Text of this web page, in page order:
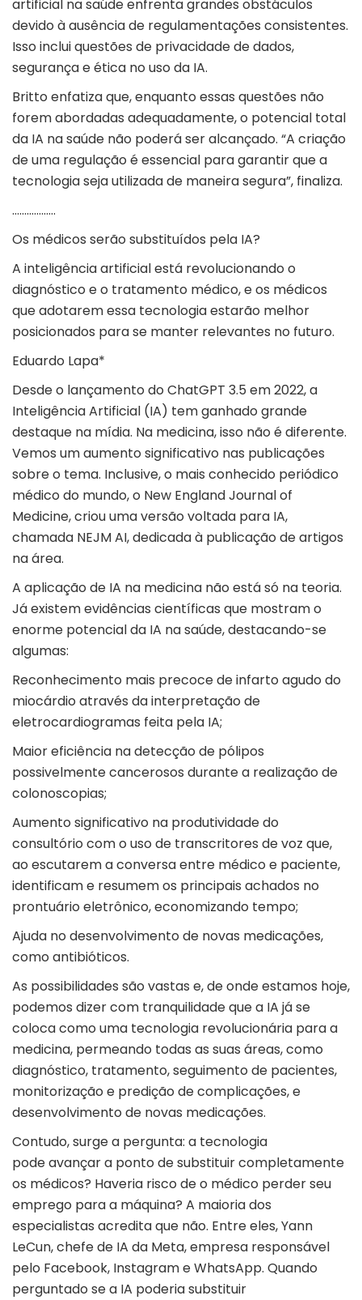
artificial na saúde enfrenta grandes obstáculos
devido à ausência de regulamentações consistentes.
Isso incluiquestões de privacidade de dados,
segurança e ética no uso da IA.
Britto enfatiza que, enquanto essas questões não
forem abordadas adequadamente, o potencial total
da IA na saúde não poderá ser alcançado. “A criação
de uma regulação é essencial para garantir que a
tecnologia seja utilizada de maneira segura”, finaliza.
………………
Os médicos serão substituídos pela IA?
A inteligência artificial está revolucionando o
diagnóstico e o tratamento médico, e os médicos
que adotarem essa tecnologia estarão melhor
posicionados para se manter relevantes no futuro.
Eduardo Lapa*
Desde o lançamento do ChatGPT 3.5 em 2022, a
Inteligência Artificial (IA) tem ganhado grande
destaque na mídia. Na medicina, isso não é diferente.
Vemos um aumento significativo nas publicações
sobre o tema. Inclusive, o mais conhecido periódico
médico do mundo, o New England Journal of
Medicine, criou uma versão voltada para IA,
chamada NEJM AI, dedicada à publicação de artigos
na área.
A aplicação de IA na medicina não está só na teoria.
Já existem evidências científicas que mostram o
enorme potencial da IA na saúde, destacando-se
algumas:
Reconhecimento mais precoce de infarto agudo do
miocárdio através da interpretação de
eletrocardiogramas feita pela IA;
Maior eficiência na detecção de pólipos
possivelmente cancerosos durante a realização de
colonoscopias;
Aumento significativo na produtividade do
consultório com o uso de transcritores de voz que,
ao escutarem a conversa entre médico e paciente,
identificam e resumem os principais achados no
prontuário eletrônico, economizando tempo;
Ajuda no desenvolvimento de novas medicações,
como antibióticos.
As possibilidades são vastas e, de onde estamos hoje,
podemos dizer com tranquilidade que a IA já se
coloca como uma tecnologia revolucionária para a
medicina, permeando todas as suas áreas, como
diagnóstico, tratamento, seguimento de pacientes,
monitorização e predição de complicações, e
desenvolvimento de novas medicações.
Contudo, surge a pergunta: a tecnologia
pode avançar a ponto de substituir completamente
os médicos? Haveria risco de o médico perder seu
emprego para a máquina? A maioria dos
especialistas acredita que não. Entre eles, Yann
LeCun, chefe de IA da Meta, empresa responsável
pelo Facebook, Instagram e WhatsApp. Quando
perguntado se a IA poderia substituir